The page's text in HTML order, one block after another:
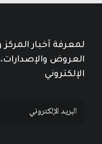
لمعرفة أخبار
العروض
الإلكتروني